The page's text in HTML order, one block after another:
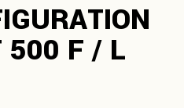
500 F / L